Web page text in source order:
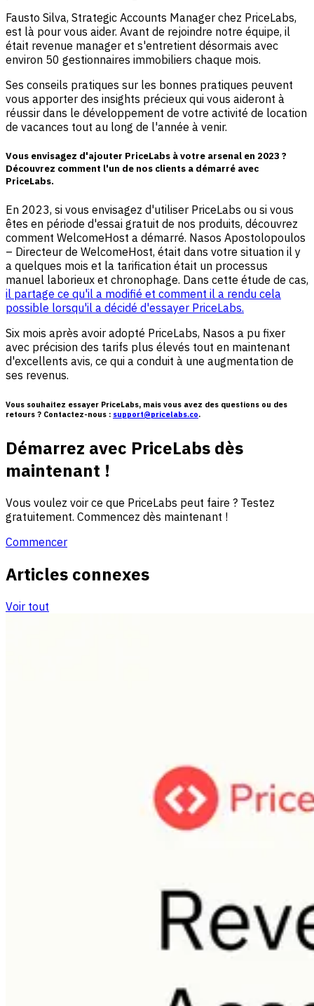
Fausto Silva, Strategic Accounts Manager chez PriceLabs,
est là pour vous aider. Avant de rejoindre notre équipe, il
était revenue manager et s'entretient désormais avec
environ 50 gestionnaires immobiliers chaque mois.
Ses conseils pratiques sur les bonnes pratiques peuvent
vous apporter des insights précieux qui vous aideront à
réussir dans le développement de votre activité de location
de vacances tout au long de l'année à venir.
Vous envisagez d'ajouter PriceLabs à votre arsenal en 2023 ?
Découvrez comment l'un de nos clients a démarré avec
PriceLabs.
En 2023, si vous envisagez d'utiliser PriceLabs ou si vous
êtes en période d'essai gratuit de nos produits, découvrez
comment WelcomeHost a démarré. Nasos Apostolopoulos
– Directeur de WelcomeHost, était dans votre situation il y
a quelques mois et la tarification était un processus
manuel laborieux et chronophage. Dans cette étude de cas,
il partage ce qu'il a modifié et comment il a rendu cela
possible lorsqu'il a décidé d'essayer PriceLabs.
Six mois après avoir adopté PriceLabs, Nasos a pu fixer
avec précision des tarifs plus élevés tout en maintenant
d'excellents avis, ce qui a conduit à une augmentation de
ses revenus.
Vous souhaitez essayer PriceLabs, mais vous avez des questions ou des
retours ? Contactez-nous : support@pricelabs.co.
Démarrez avec PriceLabs dès
maintenant !
Vous voulez voir ce que PriceLabs peut faire ? Testez
gratuitement. Commencez dès maintenant !
Commencer
Articles connexes
Voir tout